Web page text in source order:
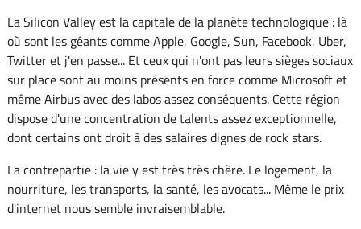
La Silicon Valley est la capitale de la planète technologique : là
où sont les géants comme Apple, Google, Sun, Facebook, Uber,
Twitter et j'en passe... Et ceux qui n'ont pas leurs sièges sociaux
sur place sont au moins présents en force comme Microsoft et
même Airbus avec des labos assez conséquents. Cette région
dispose d'une concentration de talents assez exceptionnelle,
dont certains ont droit à des salaires dignes de rock stars.
La contrepartie : la vie y est très très chère. Le logement, la
nourriture, les transports, la santé, les avocats... Même le prix
d'internet nous semble invraisemblable.